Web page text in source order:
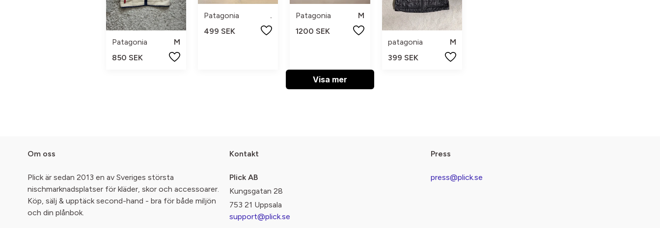
Patagonia
M
850 SEK
Patagonia
.
499 SEK
Patagonia
M
1200 SEK
patagonia
M
399 SEK
Visa mer
Om oss
Plick är sedan 2013 en av Sveriges största
nischmarknadsplatser för kläder, skor och accessoarer.
Köp, sälj & upptäck second-hand - bra för både miljön
och din plånbok.
Kontakt
Plick AB
Kungsgatan 28
753 21 Uppsala
support@plick.se
Press
press@plick.se